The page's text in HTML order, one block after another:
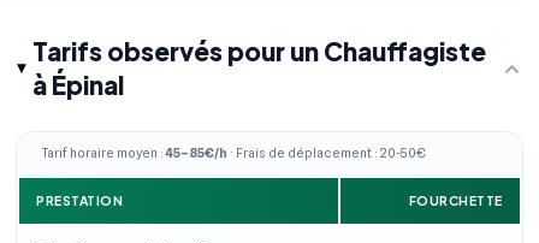
Tarifs observés pour un Chauffagiste
à Épinal
Tarif horaire moyen :45–85€/h · Frais de déplacement : 20-50€
PRESTATION FOURCHETTE